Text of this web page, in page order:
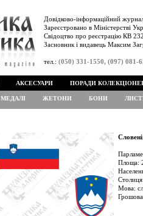
Довідково-інформаційний
Зареєстровано в Міністерстві
Свідоцтво про реєстрацію КВ
Засновник і видавець Максим
тел.: (050) 331-1550, (097) 081-
АКСЕСУАРИ ПОРАДИ
МЕДАЛІ ЖЕТОНИ БОНИ
Площа:
Мова: